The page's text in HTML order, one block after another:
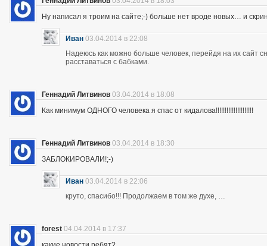
Ну написал я троим на сайте;-) больше нет вроде новых… и
Иван 03.04.2014 в 22:08
Надеюсь как можно больше человек, перейдя на их сайт
расставаться с бабками.
Геннадий Литвинов 03.04.2014 в 18:08
Как минимум ОДНОГО человека я спас от кидалова!!!!!!!!!!!!!!!!!!!!!
Геннадий Литвинов 03.04.2014 в 18:30
ЗАБЛОКИРОВАЛИ!;-)
Иван 03.04.2014 в 22:06
круто, спасибо!!! Продолжаем в том же духе, …
forest 04.04.2014 в 17:37